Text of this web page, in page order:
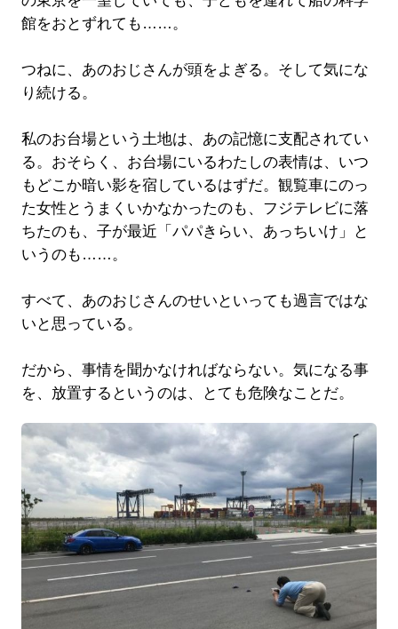
館をおとずれても……。
つねに、あのおじさんが頭をよぎる。そして気にな
り続ける。
私のお台場という土地は、あの記憶に支配されてい
る。おそらく、お台場にいるわたしの表情は、いつ
もどこか暗い影を宿しているはずだ。観覧車にのっ
た女性とうまくいかなかったのも、フジテレビに落
ちたのも、子が最近「パパきらい、あっちいけ」と
いうのも……。
すべて、あのおじさんのせいといっても過言ではな
いと思っている。
だから、事情を聞かなければならない。気になる事
を、放置するというのは、とても危険なことだ。